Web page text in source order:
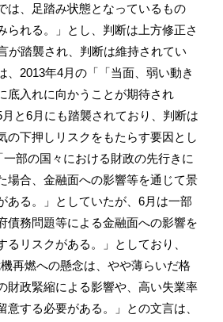
は、足踏み状態となっているもの
られる。」とし、判断は上方修正さ
が踏襲され、判断は維持されてい
、2013年4月の「「当面、弱い動き
底入れに向かうことが期待され
と6月にも踏襲されており、判断は
の下押しリスクをもたらす要因とし
部の国々における財政の先行きに
場合、金融面への影響等を通じて景
ある。」としていたが、6月は一部
債務問題等による金融面への影響を
るリスクがある。」としており、
再燃への懸念は、やや薄らいだ格
財政緊縮による影響や、高い失業率
意する必要がある。」との文言は、